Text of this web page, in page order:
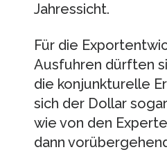
Jahressicht.
Für die
Ausfuhren dürften
die konjunkturelle
sich der Dollar
wie von den
dann